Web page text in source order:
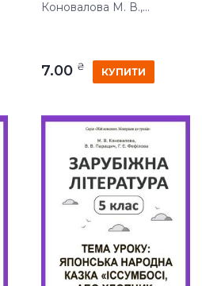
Коновалова М. В.,...
7.00 ₴ КУПИТИ